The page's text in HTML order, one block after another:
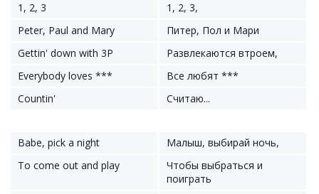
1, 2, 3
1, 2, 3,
Peter, Paul and Mary
Питер, Пол и Мари
Gettin' down with 3P
Развлекаются втроем,
Everybody loves ***
Все любят ***
Countin'
Считаю...
Babe, pick a night
Малыш, выбирай ночь,
To come out and play
Чтобы выбраться и
поиграть